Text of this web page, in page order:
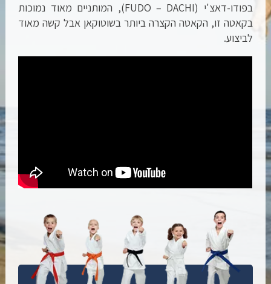
בפודו-דאצ'י (FUDO – DACHI), המותניים מאוד נמוכות
בקאטה זו, הקאטה הקצרה ביותר בשוטוקאן אבל קשה מאוד
לביצוע.